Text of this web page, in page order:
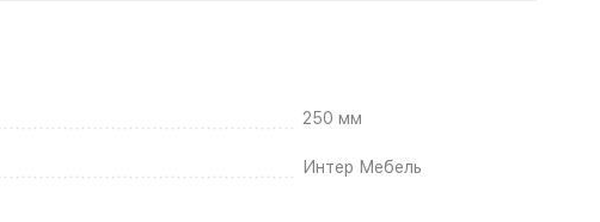
250 мм
Интер Мебель